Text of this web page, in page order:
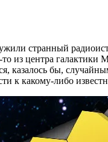
странный
из центра галактики
казалось бы,
к какому-либо